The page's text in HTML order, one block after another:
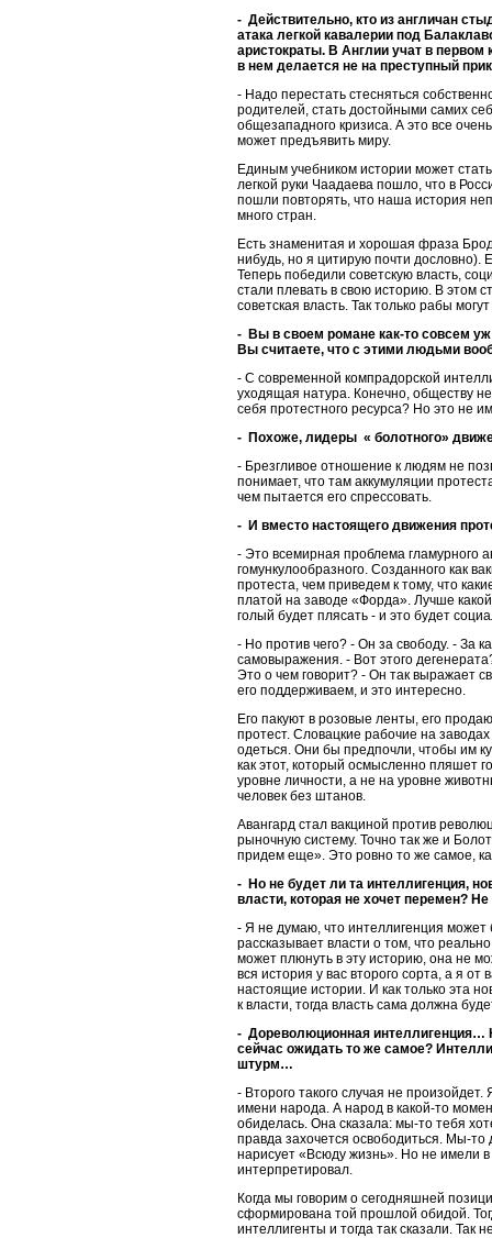
- Действительно, кто из англичан
атака легкой кавалерии под
аристократы. В Англии учат в первом
в нем делается не на преступный
- Надо перестать стесняться
родителей, стать достойными самих
общезападного кризиса. А это все
может предъявить миру.
Единым учебником истории может
легкой руки Чаадаева пошло, что в
пошли повторять, что наша история
много стран.
Есть знаменитая и хорошая фраза
нибудь, но я цитирую почти дословно).
Теперь победили советскую власть,
стали плевать в свою историю. В этом
советская власть. Так только рабы
- Вы в своем романе как-то совсем
Вы считаете, что с этими людьми
- С современной компрадорской
уходящая натура. Конечно, обществу
себя протестного ресурса? Но это не
- Похоже, лидеры « болотного»
- Брезгливое отношение к людям не
понимает, что там аккумуляции
чем пытается его спрессовать.
- И вместо настоящего движения
- Это всемирная проблема гламурного
гомункулообразного. Созданного как
протеста, чем приведем к тому, что
платой на заводе «Форда». Лучше
голый будет плясать - и это будет
- Но против чего? - Он за свободу. - За
самовыражения. - Вот этого
Это о чем говорит? - Он так выражает
его поддерживаем, и это интересно.
Его пакуют в розовые ленты, его
протест. Словацкие рабочие на
одеться. Они бы предпочли, чтобы им
как этот, который осмысленно пляшет
уровне личности, а не на уровне
человек без штанов.
Авангард стал вакциной против
рыночную систему. Точно так же и
придем еще». Это ровно то же самое,
- Но не будет ли та интеллигенция,
власти, которая не хочет перемен?
- Я не думаю, что интеллигенция может
рассказывает власти о том, что
может плюнуть в эту историю, она не
вся история у вас второго сорта, а я от
настоящие истории. И как только эта
к власти, тогда власть сама должна
- Дореволюционная интеллигенция…
сейчас ожидать то же самое?
штурм…
- Второго такого случая не
имени народа. А народ в какой-то
обиделась. Она сказала: мы-то тебя
правда захочется освободиться. Мы-
нарисует «Всюду жизнь». Но не имели
интерпретировал.
Когда мы говорим о сегодняшней
сформирована той прошлой обидой.
интеллигенты и тогда так сказали. Так